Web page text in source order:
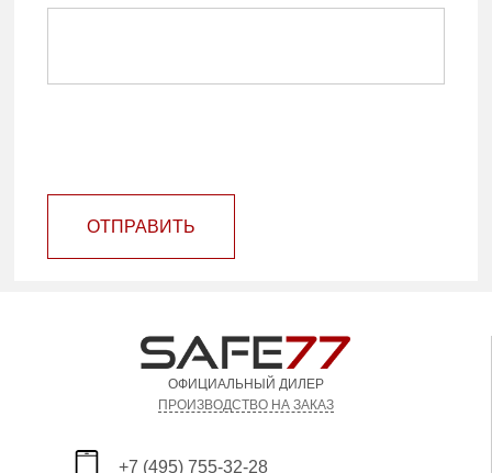
ОТПРАВИТЬ
ОФИЦИАЛЬНЫЙ ДИЛЕР
ПРОИЗВОДСТВО НА ЗАКАЗ
+7 (495) 755-32-28